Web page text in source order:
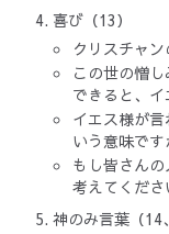
喜び（13）
クリスチャ
この世の憎
できると、イ
イエス様が
いう意味です
もし皆さん
考えてくださ
神のみ言葉（14